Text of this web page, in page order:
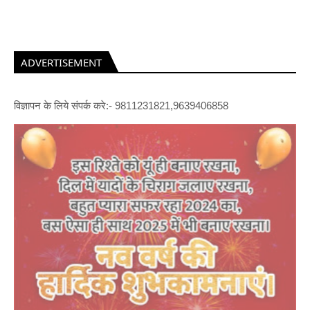
ADVERTISEMENT
विज्ञापन के लिये संपर्क करे:- 9811231821,9639406858